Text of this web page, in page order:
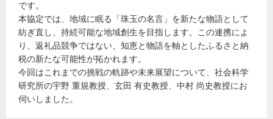
です。
本協定では、地域に眠る「珠玉の名言」を新たな物語として
紡ぎ直し、持続可能な地域創生を目指します。この連携によ
り、返礼品競争ではない、知恵と物語を軸としたふるさと納
税の新たな可能性が拓かれます。
今回はこれまでの挑戦の軌跡や未来展望について、社会科学
研究所の宇野 重規教授、玄田 有史教授、中村 尚史教授にお
伺いしました。